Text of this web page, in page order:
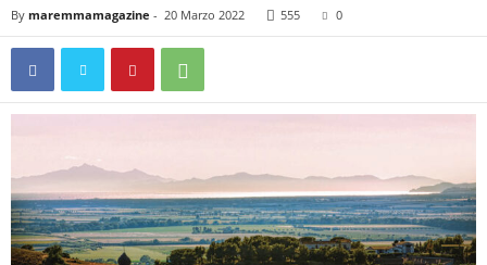
By maremmamagazine - 20 Marzo 2022 555 0